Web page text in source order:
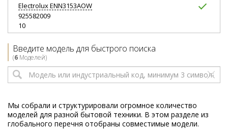
ElectroluxENN3153AOW
925582009
10
925582012
ElectroluxENN3154AOW
11
ElectroluxENN93153AW
Введите модель для быстрого поиска
(6 Моделей)
Мы собрали и структурировали огромное количество
моделей для разной бытовой техники. В этом разделе из
глобального перечня отобраны совместимые модели.